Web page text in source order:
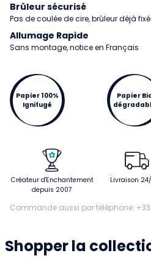
Brûleur sécurisé
Pas de coulée de cire, brûleur déjà fixé
Allumage Rapide
Sans montage, notice en Français
Papier 100%
Ignifugé
Papier
Créateur d'Enchantement
depuis 2007
Livraison
Commande aussi par téléphone: +33
Shopper la